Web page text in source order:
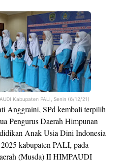
Kabupaten PALI, Senin (6/12/21)
Anggraini, SPd kembali terpilih
Pengurus Daerah Himpunan
Anak Usia Dini Indonesia
kabupaten PALI, pada
(Musda) II HIMPAUDI